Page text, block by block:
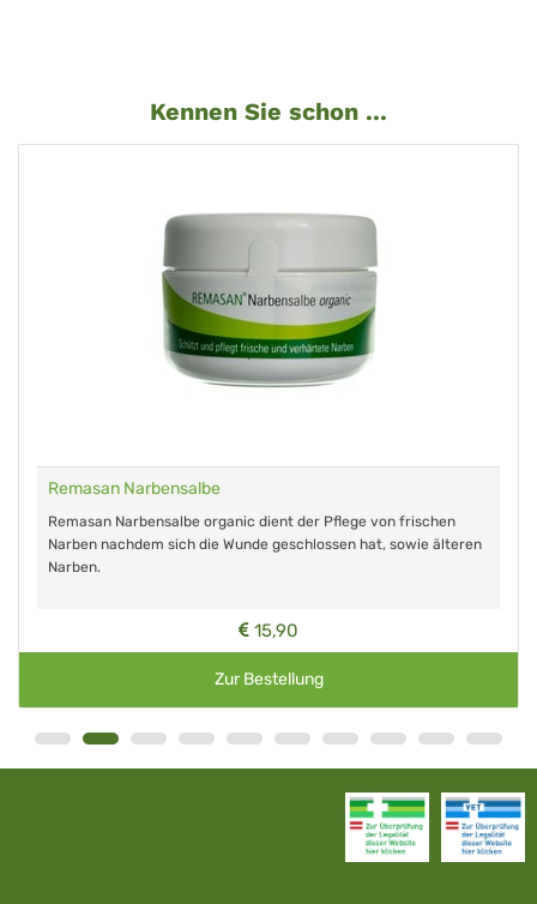
Kennen Sie schon ...
Remasan Narbensalbe
Remasan Narbensalbe organic dient der Pflege von frischen
Narben nachdem sich die Wunde geschlossen hat, sowie älteren
Narben.
15,90
Zur Bestellung